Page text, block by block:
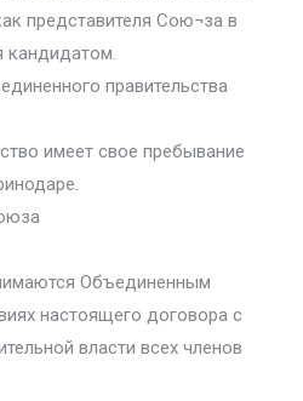
представителя Сою¬за в
кандидатом.
правительства
имеет свое пребывание
Объединенным
настоящего договора с
власти всех членов